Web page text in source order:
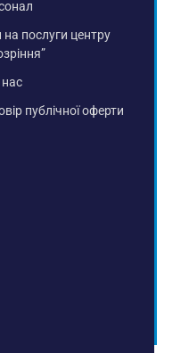
на послуги центру
публічної оферти